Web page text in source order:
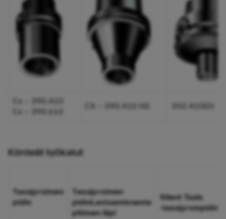
Cx – 390.410
Cx – 390.612
Kiinteät työkalut
Tasojyrsimen
pidin
Tasojyrsimen
pidinLastuamisneste
pitimen läpi
Silent Tools
‑tasojyrsinpidin